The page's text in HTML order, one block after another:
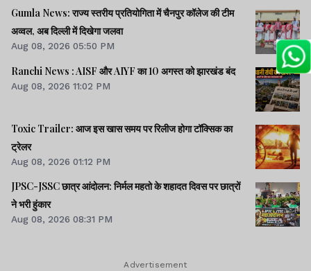
Gumla News: राज्य स्तरीय प्रतियोगिता में चैनपुर कॉलेज की टीम
अव्वल, अब दिल्ली में दिखेगा जलवा
Aug 08, 2026 05:50 PM
Ranchi News : AISF और AIYF का 10 अगस्त को झारखंड बंद
Aug 08, 2026 11:02 PM
Toxic Trailer: आज इस खास समय पर रिलीज होगा टॉक्सिक का
ट्रेलर
Aug 08, 2026 01:12 PM
JPSC-JSSC छात्र आंदोलन: निर्मल महतो के शहादत दिवस पर छात्रों
ने भरी हुंकार
Aug 08, 2026 08:31 PM
Advertisement